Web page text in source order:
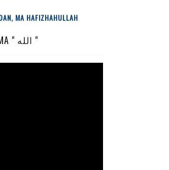
MA HAFIZHAHULLAH
PENJELASAN NAMA " الله "